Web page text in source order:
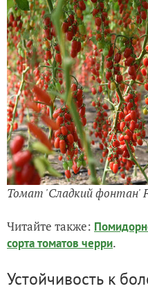
Томат 'Сладкий фонтан'
Читайте также:
сорта томатов черри.
Устойчивость к